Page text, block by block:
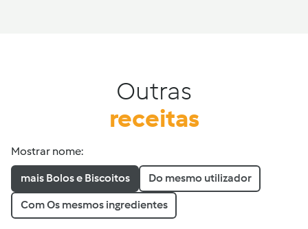
Outras
receitas
Mostrar nome:
mais Bolos e Biscoitos Do mesmo utilizador
Com Os mesmos ingredientes